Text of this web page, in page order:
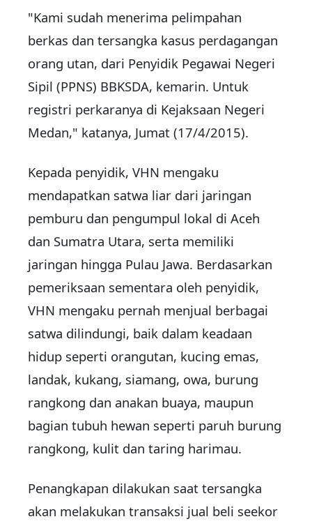
"Kami sudah menerima pelimpahan
berkas dan tersangka kasus perdagangan
orang utan, dari Penyidik Pegawai Negeri
Sipil (PPNS) BBKSDA, kemarin. Untuk
registri perkaranya di Kejaksaan Negeri
Medan," katanya, Jumat (17/4/2015).
Kepada penyidik, VHN mengaku
mendapatkan satwa liar dari jaringan
pemburu dan pengumpul lokal di Aceh
dan Sumatra Utara, serta memiliki
jaringan hingga Pulau Jawa. Berdasarkan
pemeriksaan sementara oleh penyidik,
VHN mengaku pernah menjual berbagai
satwa dilindungi, baik dalam keadaan
hidup seperti orangutan, kucing emas,
landak, kukang, siamang, owa, burung
rangkong dan anakan buaya, maupun
bagian tubuh hewan seperti paruh burung
rangkong, kulit dan taring harimau.
Penangkapan dilakukan saat tersangka
akan melakukan transaksi jual beli seekor